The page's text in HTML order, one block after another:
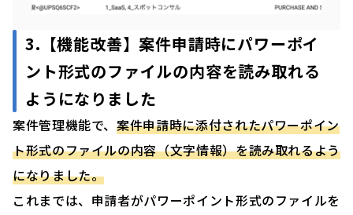
3.【機能改善】案件申請時にパワーポイ
ント形式のファイルの内容を読み取れる
ようになりました
案件管理機能で、案件申請時に添付されたパワーポイン
ト形式のファイルの内容（文字情報）を読み取れるよう
になりました。
これまでは、申請者がパワーポイント形式のファイルを